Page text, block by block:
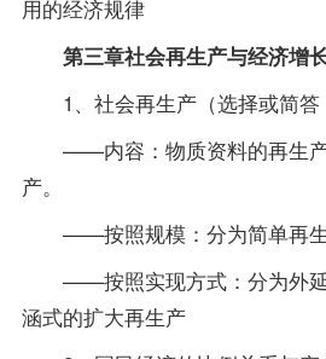
用的经济规律
第三章社会再生产与经济增
1、社会再生产（选择或简答
——内容：物质资料的再生产
产。
——按照规模：分为简单再生
——按照实现方式：分为外延
涵式的扩大再生产